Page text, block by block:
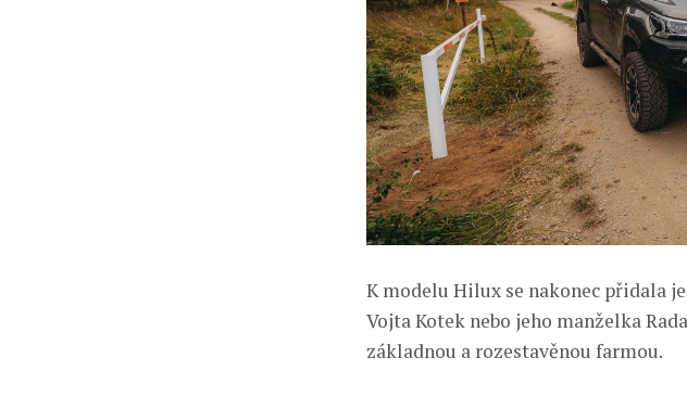
K modelu Hilux se nakonec přidala
Vojta Kotek nebo jeho manželka
základnou a rozestavěnou farmou.